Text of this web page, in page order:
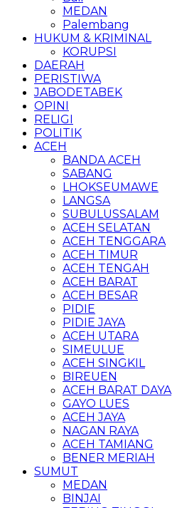
MEDAN
Palembang
HUKUM & KRIMINAL
KORUPSI
DAERAH
PERISTIWA
JABODETABEK
OPINI
RELIGI
POLITIK
ACEH
BANDA ACEH
SABANG
LHOKSEUMAWE
LANGSA
SUBULUSSALAM
ACEH SELATAN
ACEH TENGGARA
ACEH TIMUR
ACEH TENGAH
ACEH BARAT
ACEH BESAR
PIDIE
PIDIE JAYA
ACEH UTARA
SIMEULUE
ACEH SINGKIL
BIREUEN
ACEH BARAT DAYA
GAYO LUES
ACEH JAYA
NAGAN RAYA
ACEH TAMIANG
BENER MERIAH
SUMUT
MEDAN
BINJAI